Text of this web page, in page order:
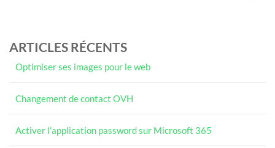
ARTICLES RÉCENTS
Optimiser ses images pour le web
Changement de contact OVH
Activer l’application password sur Microsoft 365